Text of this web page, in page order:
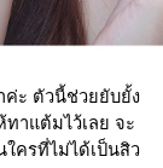
ค่ะ ตัวนี้ช่วยยับยั้ง
ทาแต้มไว้เลย จะ
ครที่ไม่ได้เป็นสิว